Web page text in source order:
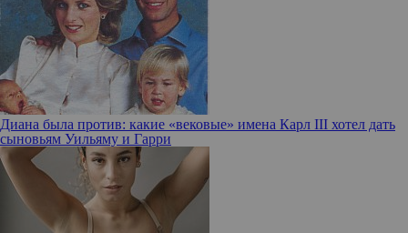
Диана была против: какие «вековые» имена Карл III хотел дать
сыновьям Уильяму и Гарри